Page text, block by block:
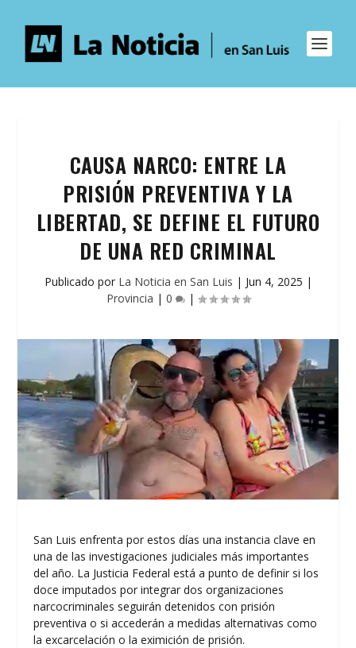
CAUSA NARCO: ENTRE LA
PRISIÓN PREVENTIVA Y LA
LIBERTAD, SE DEFINE EL FUTURO
DE UNA RED CRIMINAL
Publicado por La Noticia en San Luis | Jun 4, 2025 |
Provincia | 0 |
San Luis enfrenta por estos días una instancia clave en
una de las investigaciones judiciales más importantes
del año. La Justicia Federal está a punto de definir si los
doce imputados por integrar dos organizaciones
narcocriminales seguirán detenidos con prisión
preventiva o si accederán a medidas alternativas como
la excarcelación o la eximición de prisión.